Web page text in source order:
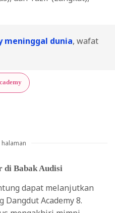
meninggal dunia, wafat
di Babak Audisi
dapat melanjutkan
Academy 8.